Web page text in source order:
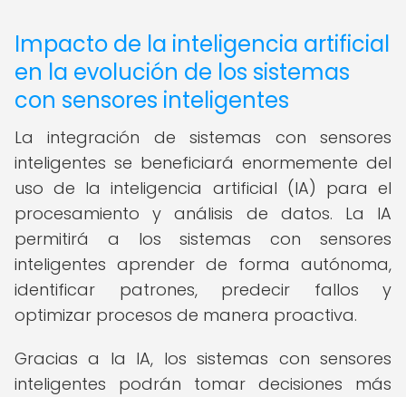
Impacto de la inteligencia artificial
en la evolución de los sistemas
con sensores inteligentes
La integración de sistemas con sensores
inteligentes se beneficiará enormemente del
uso de la inteligencia artificial (IA) para el
procesamiento y análisis de datos. La IA
permitirá a los sistemas con sensores
inteligentes aprender de forma autónoma,
identificar patrones, predecir fallos y
optimizar procesos de manera proactiva.
Gracias a la IA, los sistemas con sensores
inteligentes podrán tomar decisiones más